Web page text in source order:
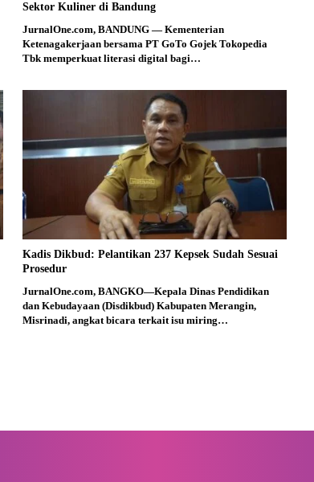
Sektor Kuliner di Bandung
JurnalOne.com, BANDUNG — Kementerian
Ketenagakerjaan bersama PT GoTo Gojek Tokopedia
Tbk memperkuat literasi digital bagi…
Kadis Dikbud: Pelantikan 237 Kepsek Sudah Sesuai
Prosedur
JurnalOne.com, BANGKO—Kepala Dinas Pendidikan
dan Kebudayaan (Disdikbud) Kabupaten Merangin,
Misrinadi, angkat bicara terkait isu miring…